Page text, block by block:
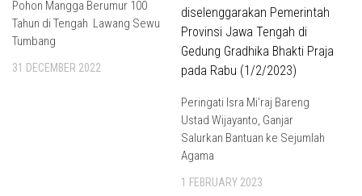
Pohon Mangga Berumur 100
Tahun di Tengah Lawang Sewu
Tumbang
31 DECEMBER 2022
Peringati Isra Mi’raj Bareng
Ustad Wijayanto, Ganjar
Salurkan Bantuan ke Sejumlah
Agama
1 FEBRUARY 2023